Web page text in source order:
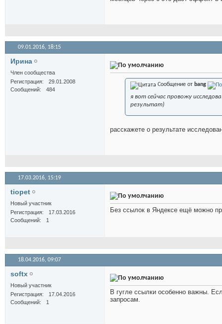
09.01.2016, 18:15
Иринa
Член сообщества
Регистрация
29.01.2008
Сообщений
484
Сообщение от bang
я вот сейчас провожу
результат)
расскажете о результате
17.03.2016, 15:19
tiopet
Новый участник
Регистрация
17.03.2016
Сообщений
1
Без ссылок в Яндексе ещё можно
18.04.2016, 09:07
softx
Новый участник
Регистрация
17.04.2016
Сообщений
1
В гугле ссылки особенно важны.
запросам.